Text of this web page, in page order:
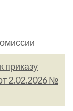
приказу
2.02.2026 №